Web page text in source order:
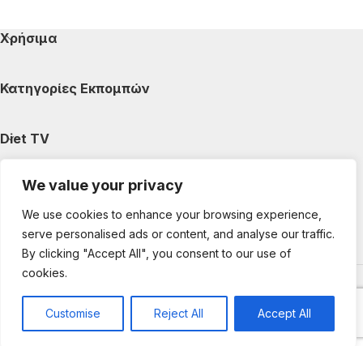
We value your privacy
We use cookies to enhance your browsing experience,
serve personalised ads or content, and analyse our traffic.
By clicking "Accept All", you consent to our use of
cookies.
Customise Reject All Accept All
Χρήσιμα
Κατηγορίες Εκπομπών
Diet TV
Κατηγορίες Άρθρων
Ακολουθήστε μας
Copyright © 2025 DietTV. All Rights Reserved.
development by web-idea.gr
0